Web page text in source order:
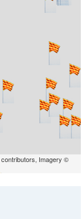
contributors, Imagery ©